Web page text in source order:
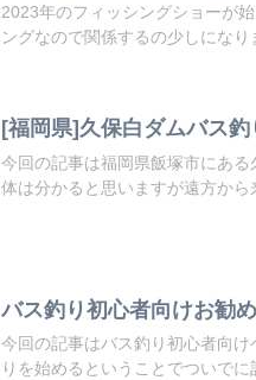
2023年のフィッシングショーが
ングなので関係するの少しになり
[福岡県]久保白ダムバス釣
今回の記事は福岡県飯塚市にあ
体は分かると思いますが遠方から
バス釣り初心者向けお勧
今回の記事はバス釣り初心者向
りを始めるということでついでに